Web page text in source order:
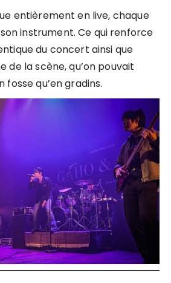
entièrement en live, chaque
instrument. Ce qui renforce
du concert ainsi que
de la scène, qu’on pouvait
qu’en gradins.